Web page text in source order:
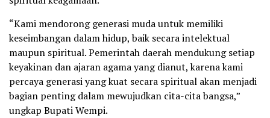
“Kami mendorong generasi muda untuk memiliki
keseimbangan dalam hidup, baik secara intelektual
maupun spiritual. Pemerintah daerah mendukung setiap
keyakinan dan ajaran agama yang dianut, karena kami
percaya generasi yang kuat secara spiritual akan menjadi
bagian penting dalam mewujudkan cita-cita bangsa,”
ungkap Bupati Wempi.